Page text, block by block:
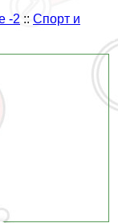
-2 :: Спорт и